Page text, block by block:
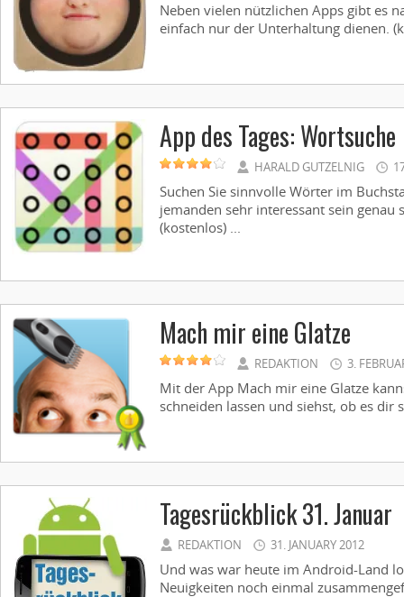
Neben vielen nützlichen Apps gibt es
einfach nur der Unterhaltung dienen.
App des Tages: Wortsuche
HARALD GUTZELNIG
Suchen Sie sinnvolle Wörter im
jemanden sehr interessant sein genau
(kostenlos) ...
Mach mir eine Glatze
REDAKTION 3.
Mit der App Mach mir eine Glatze
schneiden lassen und siehst, ob es dir
Tagesrückblick 31. Januar
REDAKTION 31. JANUARY 2012
Und was war heute im Android-Land
Neuigkeiten noch einmal